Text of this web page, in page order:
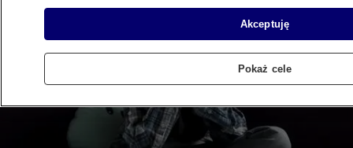
Akceptuję
Pokaż cele